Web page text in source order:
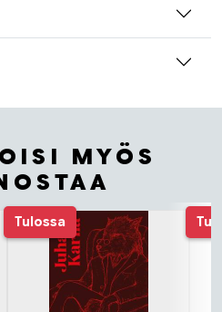
MYÖS
Tulossa